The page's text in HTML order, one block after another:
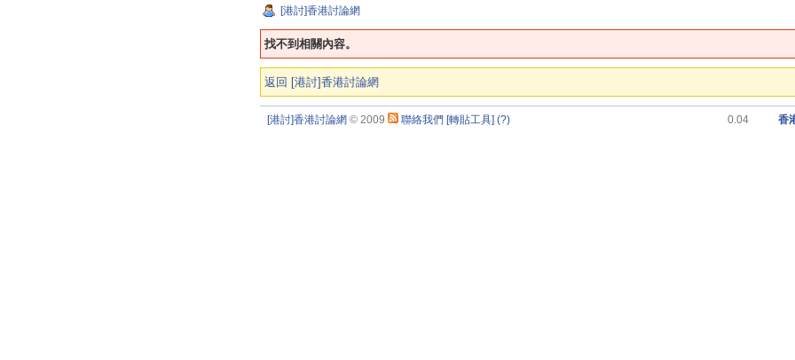
[港討]香港討論網
找不到相關內容。
返回 [港討]香港討論網
[港討]香港討論網 © 2009 聯絡我們 [轉貼工具] (?) 0.04 香